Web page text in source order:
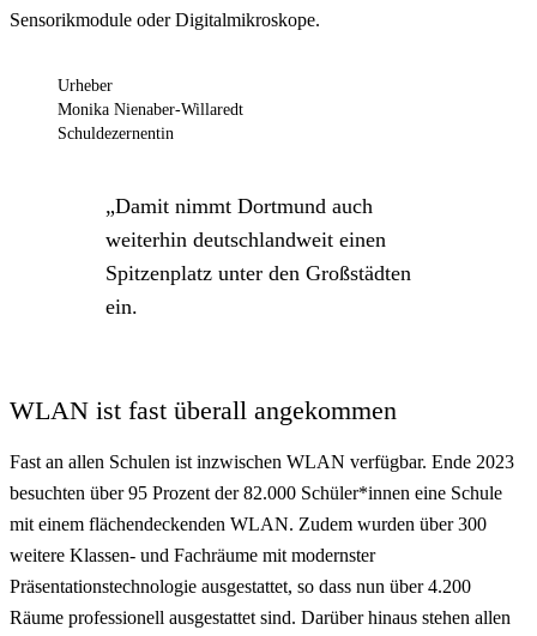
Sensorikmodule oder Digitalmikroskope.
Urheber
Monika Nienaber-Willaredt
Schuldezernentin
Damit nimmt Dortmund auch
weiterhin deutschlandweit einen
Spitzenplatz unter den Großstädten
ein.
WLAN ist fast überall angekommen
Fast an allen Schulen ist inzwischen WLAN verfügbar. Ende 2023
besuchten über 95 Prozent der 82.000 Schüler*innen eine Schule
mit einem flächendeckenden WLAN. Zudem wurden über 300
weitere Klassen- und Fachräume mit modernster
Präsentationstechnologie ausgestattet, so dass nun über 4.200
Räume professionell ausgestattet sind. Darüber hinaus stehen allen